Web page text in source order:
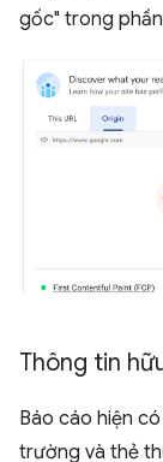
gốc" trong
Thông tin
Báo cáo hiện
trường và thẻ